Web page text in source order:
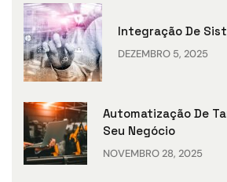
Integração De
DEZEMBRO 5, 2025
Automatização De
Seu Negócio
NOVEMBRO 28, 2025